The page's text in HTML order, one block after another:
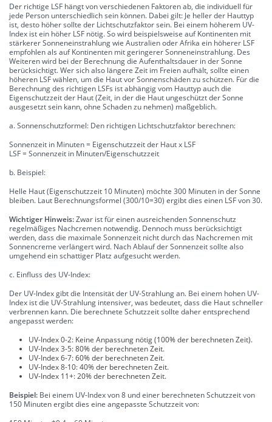
Der richtige LSF hängt von verschiedenen Faktoren ab, die individuell für
jede Person unterschiedlich sein können. Dabei gilt: Je heller der Hauttyp
ist, desto höher sollte der Lichtschutzfaktor sein. Bei einem höherem UV-
Index ist ein höher LSF nötig. So wird beispielsweise auf Kontinenten mit
stärkerer Sonneneinstrahlung wie Australien oder Afrika ein höherer LSF
empfohlen als auf Kontinenten mit geringerer Sonneneinstrahlung. Des
Weiteren wird bei der Berechnung die Aufenthaltsdauer in der Sonne
berücksichtigt. Wer sich also längere Zeit im Freien aufhält, sollte einen
höheren LSF wählen, um die Haut vor Sonnenschäden zu schützen. Für die
Berechnung des richtigen LSFs ist abhängig vom Hauttyp auch die
Eigenschutzzeit der Haut (Zeit, in der die Haut ungeschützt der Sonne
ausgesetzt sein kann, ohne Schaden zu nehmen) maßgeblich.
a. Sonnenschutzformel: Den richtigen Lichtschutzfaktor berechnen:
Sonnenzeit in Minuten = Eigenschutzzeit der Haut x LSF
LSF = Sonnenzeit in Minuten/Eigenschutzzeit
b. Beispiel:
Helle Haut (Eigenschutzzeit 10 Minuten) möchte 300 Minuten in der Sonne
bleiben. Laut Berechnungsformel (300/10=30) ergibt dies einen LSF von 30.
Wichtiger Hinweis:Zwar ist für einen ausreichenden Sonnenschutz
regelmäßiges Nachcremen notwendig. Dennoch muss berücksichtigt
werden, dass die maximale Sonnenzeit nicht durch das Nachcremen mit
Sonnencreme verlängert wird. Nach Ablauf der Sonnenzeit sollte also
umgehend ein schattiger Platz aufgesucht werden.
c. Einfluss des UV-Index:
Der UV-Index gibt die Intensität der UV-Strahlung an. Bei einem hohen UV-
Index ist die UV-Strahlung intensiver, was bedeutet, dass die Haut schneller
verbrennen kann. Die berechnete Schutzzeit sollte daher entsprechend
angepasst werden:
UV-Index 0-2: Keine Anpassung nötig (100% der berechneten Zeit).
UV-Index 3-5: 80% der berechneten Zeit.
UV-Index 6-7: 60% der berechneten Zeit.
UV-Index 8-10: 40% der berechneten Zeit.
UV-Index 11+: 20% der berechneten Zeit.
Beispiel: Bei einem UV-Index von 8 und einer berechneten Schutzzeit von
150 Minuten ergibt dies eine angepasste Schutzzeit von: